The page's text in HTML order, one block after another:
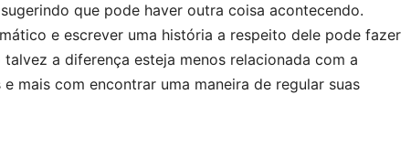
que pode haver outra coisa acontecendo.
e escrever uma história a respeito dele pode fazer
a diferença esteja menos relacionada com a
mais com encontrar uma maneira de regular suas